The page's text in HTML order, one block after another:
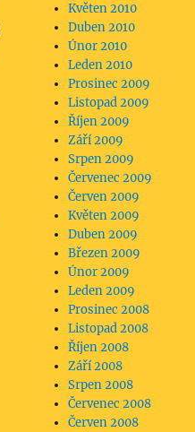
Květen 2010
Duben 2010
Únor 2010
Leden 2010
Prosinec 2009
Listopad 2009
Říjen 2009
Září 2009
Srpen 2009
Červenec 2009
Červen 2009
Květen 2009
Duben 2009
Březen 2009
Únor 2009
Leden 2009
Prosinec 2008
Listopad 2008
Říjen 2008
Září 2008
Srpen 2008
Červenec 2008
Červen 2008